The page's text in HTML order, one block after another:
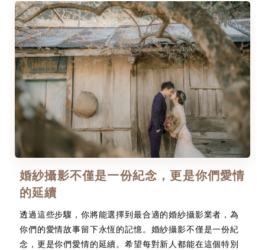
婚紗攝影不僅是一份紀念，更是你們愛情
的延續
透過這些步驟，你將能選擇到最合適的婚紗攝影業者，為
你們的愛情故事留下永恆的記憶。婚紗攝影不僅是一份紀
念，更是你們愛情的延續。希望每對新人都能在這個特別